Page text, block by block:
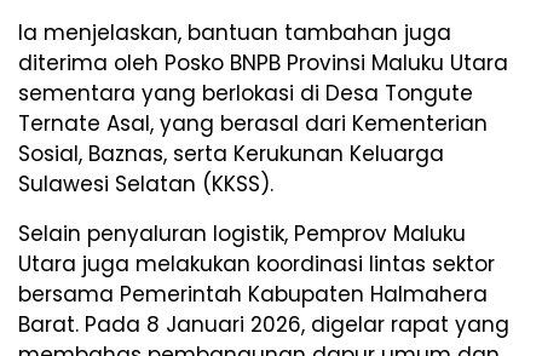
Ia menjelaskan, bantuan tambahan juga
diterima oleh Posko BNPB Provinsi Maluku Utara
sementara yang berlokasi di Desa Tongute
Ternate Asal, yang berasal dari Kementerian
Sosial, Baznas, serta Kerukunan Keluarga
Sulawesi Selatan (KKSS).
Selain penyaluran logistik, Pemprov Maluku
Utara juga melakukan koordinasi lintas sektor
bersama Pemerintah Kabupaten Halmahera
Barat. Pada 8 Januari 2026, digelar rapat yang